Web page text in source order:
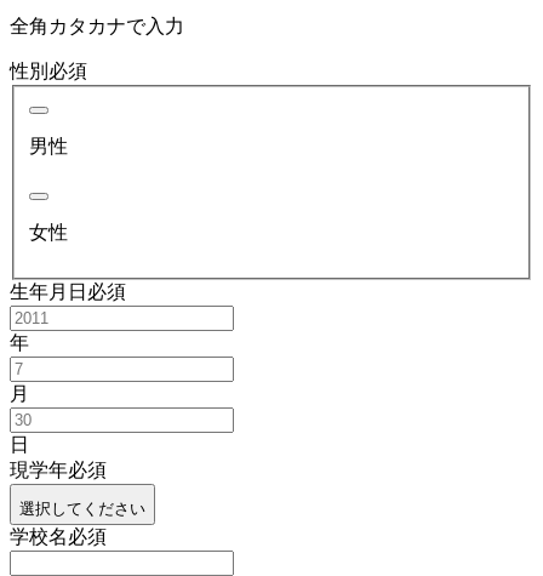
全角カタカナで入力
性別 必須
男性
女性
生年月日 必須
年
月
日
現学年必須
選択してください
学校名必須